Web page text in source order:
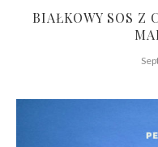
BIAŁKOWY SOS Z